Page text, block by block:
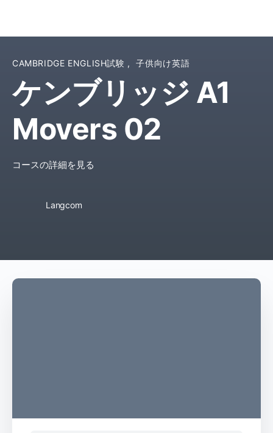
CAMBRIDGE ENGLISH試験 , 子供向け英語
ケンブリッジ A1
Movers 02
コースの詳細を見る
Langcom